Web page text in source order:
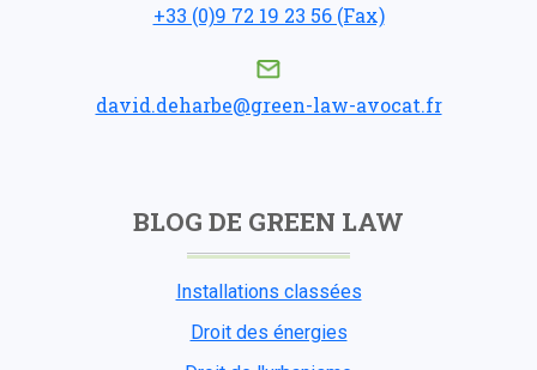
+33 (0)9 72 19 23 56 (Fax)
david.deharbe@green-law-avocat.fr
BLOG DE GREEN LAW
Installations classées
Droit des énergies